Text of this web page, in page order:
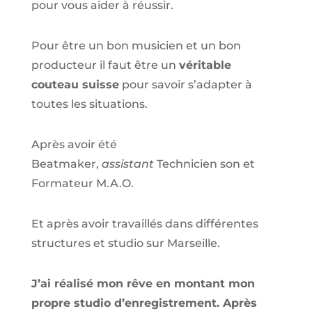
pour vous aider à réussir.
Pour être un bon musicien et un bon
producteur il faut être un véritable
couteau suissepour savoir s’adapter à
toutes les situations.
Après avoir été
Beatmaker, assistant Technicien son et
Formateur M.A.O.
Et après avoir travaillés dans différentes
structures et studio sur Marseille.
J’ai réalisé mon rêve en montant mon
propre studio d’enregistrement. Après